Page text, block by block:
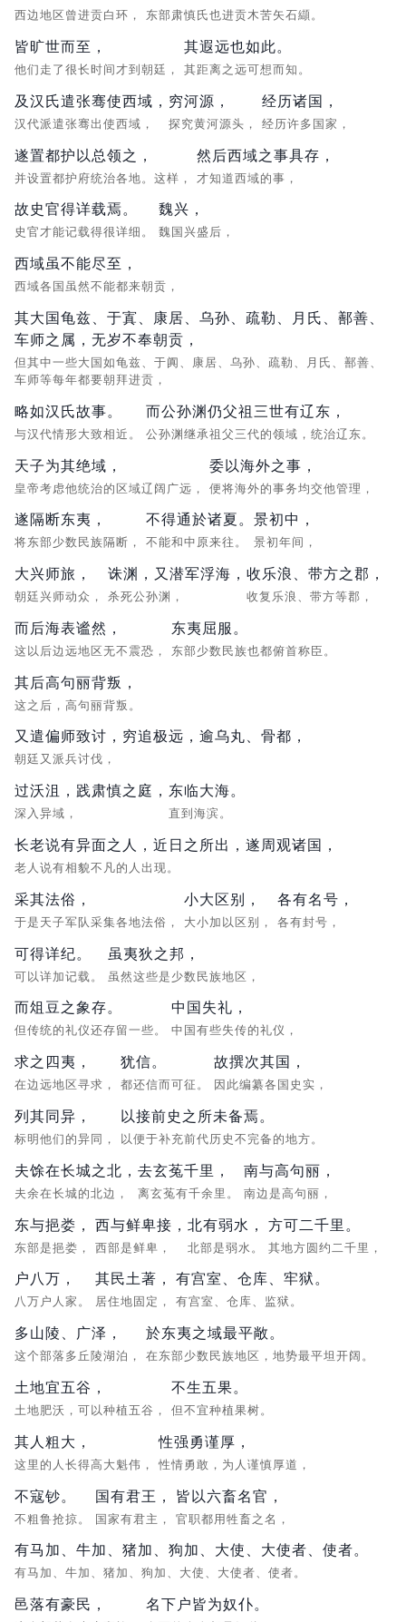
西边地区曾进贡白环， 东部肃慎氏也进贡木苦矢石纈。
皆旷世而至，
他们走了很长时间才到朝廷，
其遐远也如此。
其距离之远可想而知。
及汉氏遣张骞使西域，
汉代派遣张骞出使西域，
穷河源，
探究黄河源头，
经历诸国，
经历许多国家，
遂置都护以总领之，
并设置都护府统治各地。这样，
然后西域之事具存，
才知道西域的事，
故史官得详载焉。
史官才能记载得很详细。
魏兴，
魏国兴盛后，
西域虽不能尽至，
西域各国虽然不能都来朝贡，
其大国龟兹、于寘、康居、乌孙、疏勒、月氏、鄯善、
车师之属，无岁不奉朝贡，
但其中一些大国如龟兹、于阗、康居、乌孙、疏勒、月氏、鄯善、
车师等每年都要朝拜进贡，
略如汉氏故事。
与汉代情形大致相近。
而公孙渊仍父祖三世有辽东，
公孙渊继承祖父三代的领域，统治辽东。
天子为其绝域，
皇帝考虑他统治的区域辽阔广远，
委以海外之事，
便将海外的事务均交他管理，
遂隔断东夷，
将东部少数民族隔断，
不得通於诸夏。
不能和中原来往。
景初中，
景初年间，
大兴师旅，
朝廷兴师动众，
诛渊，又潜军浮海，
杀死公孙渊，
收乐浪、带方之郡，
收复乐浪、带方等郡，
而后海表谧然，
这以后边远地区无不震恐，
东夷屈服。
东部少数民族也都俯首称臣。
其后高句丽背叛，
这之后，高句丽背叛。
又遣偏师致讨，穷追极远，逾乌丸、骨都，
朝廷又派兵讨伐，
过沃沮，践肃慎之庭，
深入异域，
东临大海。
直到海滨。
长老说有异面之人，近日之所出，遂周观诸国，
老人说有相貌不凡的人出现。
采其法俗，
于是天子军队采集各地法俗，
小大区别，
大小加以区别，
各有名号，
各有封号，
可得详纪。
可以详加记载。
虽夷狄之邦，
虽然这些是少数民族地区，
而俎豆之象存。
但传统的礼仪还存留一些。
中国失礼，
中国有些失传的礼仪，
求之四夷，
在边远地区寻求，
犹信。
都还信而可征。
故撰次其国，
因此编纂各国史实，
列其同异，
标明他们的异同，
以接前史之所未备焉。
以便于补充前代历史不完备的地方。
夫馀在长城之北，
夫余在长城的北边，
去玄菟千里，
离玄菟有千余里。
南与高句丽，
南边是高句丽，
东与挹娄，
东部是挹娄，
西与鲜卑接，
西部是鲜卑，
北有弱水，
北部是弱水。
方可二千里。
其地方圆约二千里，
户八万，
八万户人家。
其民土著，
居住地固定，
有宫室、仓库、牢狱。
有宫室、仓库、监狱。
多山陵、广泽，
这个部落多丘陵湖泊，
於东夷之域最平敞。
在东部少数民族地区，地势最平坦开阔。
土地宜五谷，
土地肥沃，可以种植五谷，
不生五果。
但不宜种植果树。
其人粗大，
这里的人长得高大魁伟，
性强勇谨厚，
性情勇敢，为人谨慎厚道，
不寇钞。
不粗鲁抢掠。
国有君王，
国家有君主，
皆以六畜名官，
官职都用牲畜之名，
有马加、牛加、猪加、狗加、大使、大使者、使者。
有马加、牛加、猪加、狗加、大使、大使者、使者。
邑落有豪民， 名下户皆为奴仆。